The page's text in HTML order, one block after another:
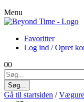
Menu
Favoritter
Log ind / Opret
00
Søg...
Gå til startsiden / Vægure